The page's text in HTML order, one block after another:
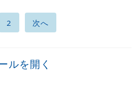
2 次へ
ルを開く